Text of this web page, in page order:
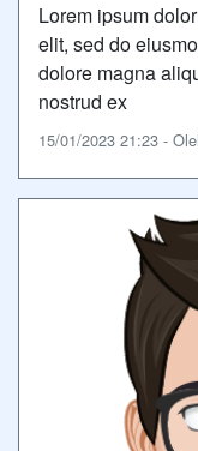
Lorem ipsum
elit, sed do
dolore magna
nostrud ex
15/01/2023 21:23 -